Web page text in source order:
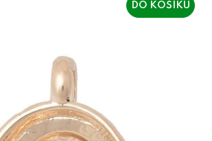
DO KOŠÍKU